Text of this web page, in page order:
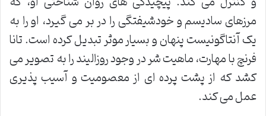
مرزهای سادیسم و خودشیفتگی را در بر می گیرد، او را به
یک آنتاگونیست پنهان و بسیار موثر تبدیل کرده است. تانا
فرنچ با مهارت، ماهیت شر در وجود روزالیند را به تصویر می
کشد که از پشت پرده ای از معصومیت و آسیب پذیری
عمل می کند.